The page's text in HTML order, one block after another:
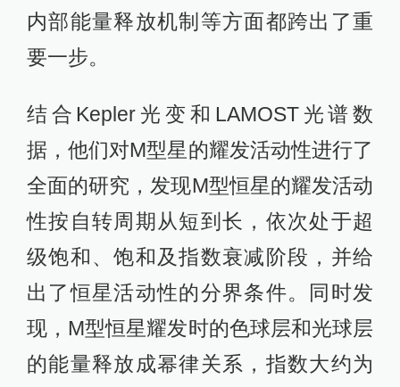
内部能量释放机制等方面都跨出了重
要一步。
结合Kepler光变和LAMOST光谱数
据，他们对M型星的耀发活动性进行了
全面的研究，发现M型恒星的耀发活动
性按自转周期从短到长，依次处于超
级饱和、饱和及指数衰减阶段，并给
出了恒星活动性的分界条件。同时发
现，M型恒星耀发时的色球层和光球层
的能量释放成幂律关系，指数大约为